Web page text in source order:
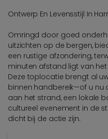
Ontwerp En Levensstijl In
Omringd door goed
uitzichten op de bergen,
een rustige afzondering,
minuten afstand ligt van
Deze toplocatie brengt al
binnen handbereik—of u nu
aan het strand, een lokale
cultureel evenement in de
dicht bij de actie zijn.